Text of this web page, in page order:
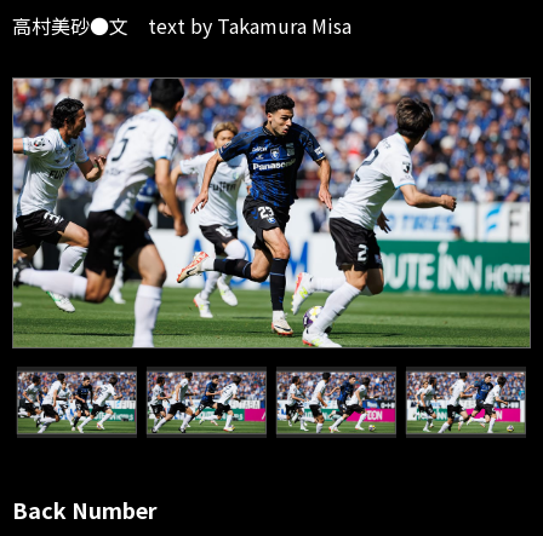
高村美砂●文 text by Takamura Misa
Back Number